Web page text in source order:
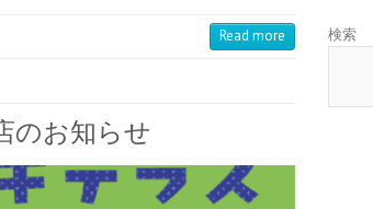
Read more
のお知らせ
検索